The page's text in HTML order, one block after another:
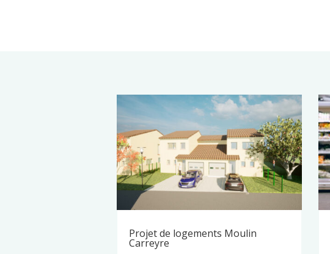
Projet de logements Moulin
Carreyre